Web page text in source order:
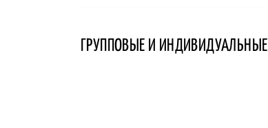
ГРУППОВЫЕ И ИНДИВИДУАЛЬНЫЕ